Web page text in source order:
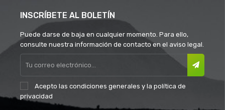
INSCRÍBETE AL BOLETÍN
Puede darse de baja en cualquier momento. Para ello,
consulte nuestra información de contacto en el aviso legal.
Acepto las condiciones generales y la política de
privacidad